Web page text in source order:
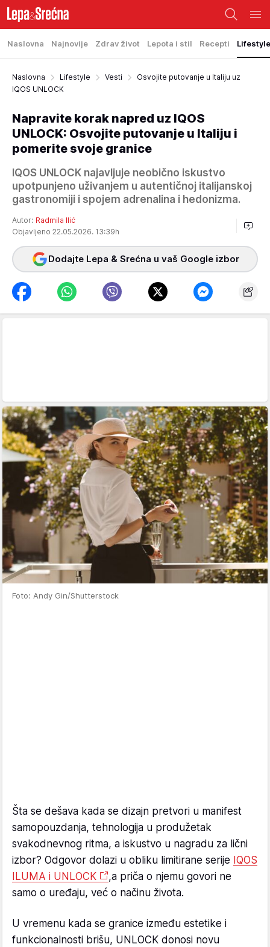
Naslovna Najnovije Zdrav život Lepota i stil Recepti Lifestyle
Naslovna Lifestyle Vesti
Osvojite putovanje u Italiju uz
IQOS UNLOCK
Napravite korak napred uz IQOS
UNLOCK: Osvojite putovanje u Italiju i
pomerite svoje granice
IQOS UNLOCK najavljuje neobično iskustvo
upotpunjeno uživanjem u autentičnoj italijanskoj
gastronomiji i spojem adrenalina i hedonizma.
Autor: Radmila Ilić
Objavljeno 22.05.2026. 13:39h
Dodajte Lepa & Srećna u vaš Google izbor
Foto: Andy Gin/Shutterstock
Šta se dešava kada se dizajn pretvori u manifest
samopouzdanja, tehnologija u produžetak
svakodnevnog ritma, a iskustvo u nagradu za lični
izbor? Odgovor dolazi u obliku limitirane serije IQOS
ILUMA i UNLOCK
,a priča o njemu govori ne
samo o uređaju, već o načinu života.
U vremenu kada se granice između estetike i
funkcionalnosti brišu, UNLOCK donosi novu